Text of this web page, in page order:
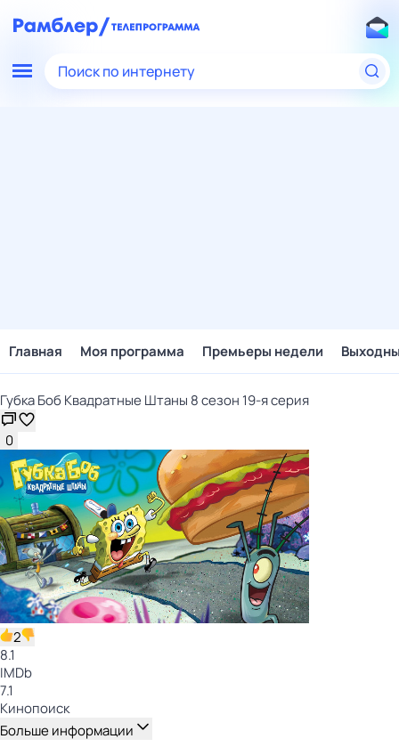
Поиск по интернету
Главная Моя программа Премьеры недели
Губка Боб Квадратные Штаны 8 сезон 19-я серия
0
2
8.1
IMDb
7.1
Кинопоиск
Больше информации